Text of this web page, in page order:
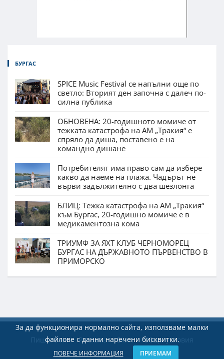
БУРГАС
SPICE Music Festival се напълни още по
светло: Вторият ден започна с далеч по-
силна публика
ОБНОВЕНА: 20-годишното момиче от
тежката катастрофа на АМ „Тракия“ е
спряло да диша, поставено е на
командно дишане
Потребителят има право сам да избере
какво да наеме на плажа. Чадърът не
върви задължително с два шезлонга
БЛИЦ: Тежка катастрофа на АМ „Тракия“
към Бургас, 20-годишно момиче е в
медикаментозна кома
ТРИУМФ ЗА ЯХТ КЛУБ ЧЕРНОМОРЕЦ
БУРГАС НА ДЪРЖАВНОТО ПЪРВЕНСТВО В
ПРИМОРСКО
За да функционира нормално сайта, използваме малки
файлове с данни наречени бисквитки.
ПОВЕЧЕ ИНФОРМАЦИЯ ПРИЕМАМ
Пишете ни Реклама Екип Общи условия